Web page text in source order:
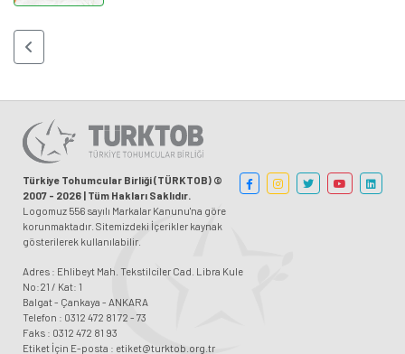
Türkiye Tohumcular Birliği (TÜRKTOB) ©
2007 - 2026 | Tüm Hakları Saklıdır.
Logomuz 556 sayılı Markalar Kanunu'na göre
korunmaktadır. Sitemizdeki İçerikler kaynak
gösterilerek kullanılabilir.
Adres : Ehlibeyt Mah. Tekstilciler Cad. Libra Kule
No:21 / Kat: 1
Balgat - Çankaya - ANKARA
Telefon : 0312 472 81 72 - 73
Faks : 0312 472 81 93
Etiket İçin E-posta : etiket@turktob.org.tr